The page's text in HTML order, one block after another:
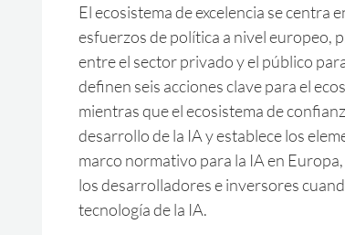
El ecosistema de excelencia se centra
esfuerzos de política a nivel europeo,
entre el sector privado y el público
definen seis acciones clave para el
mientras que el ecosistema de
desarrollo de la IA y establece los
marco normativo para la IA en
los desarrolladores e inversores
tecnología de la IA.